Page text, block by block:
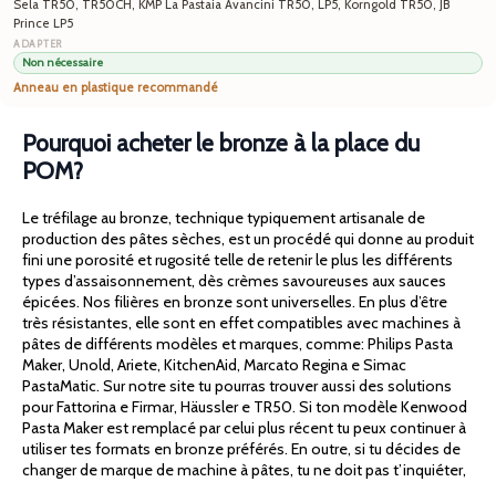
Sela TR50, TR50CH, KMP La Pastaia Avancini TR50, LP5, Korngold TR50, JB
Prince LP5
Non nécessaire
Anneau en plastique recommandé
Pourquoi acheter le bronze à la place du
POM?
Le tréfilage au bronze, technique typiquement artisanale de
production des pâtes sèches, est un procédé qui donne au produit
fini une porosité et rugosité telle de retenir le plus les différents
types d’assaisonnement, dès crèmes savoureuses aux sauces
épicées. Nos filières en bronze sont universelles. En plus d’être
très résistantes, elle sont en effet compatibles avec machines à
pâtes de différents modèles et marques, comme: Philips Pasta
Maker, Unold, Ariete, KitchenAid, Marcato Regina e Simac
PastaMatic. Sur notre site tu pourras trouver aussi des solutions
pour Fattorina e Firmar, Häussler e TR50. Si ton modèle Kenwood
Pasta Maker est remplacé par celui plus récent tu peux continuer à
utiliser tes formats en bronze préférés. En outre, si tu décides de
changer de marque de machine à pâtes, tu ne doit pas t’inquiéter,